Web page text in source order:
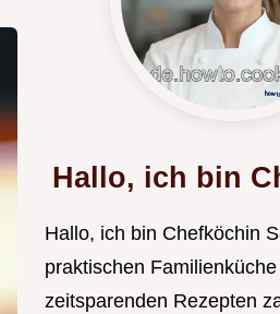
Hallo, ich bin
Hallo, ich bin Chefköchin
praktischen Familienküche
zeitsparenden Rezepten